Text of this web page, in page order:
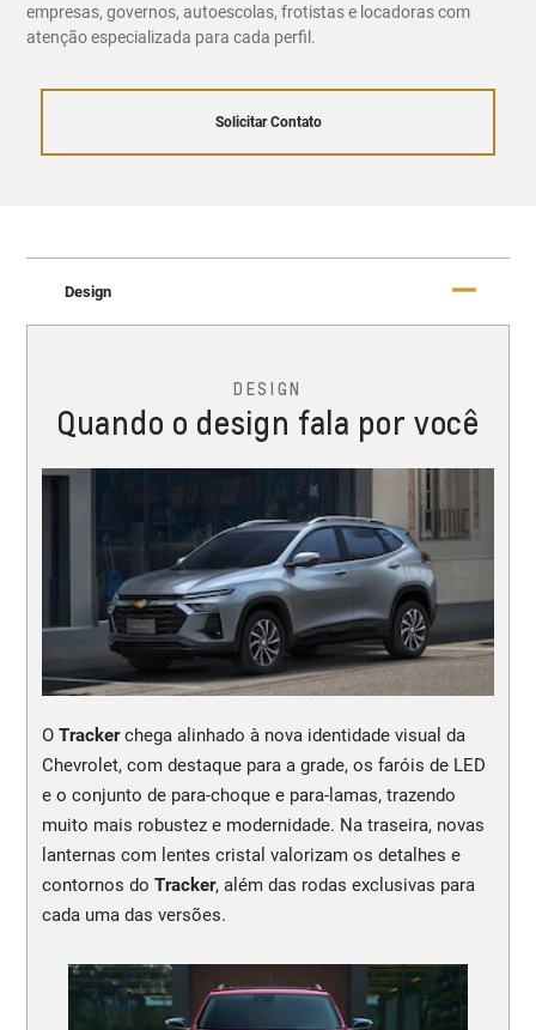
empresas, governos, autoescolas, frotistas e locadoras com
atenção especializada para cada perfil.
Solicitar Contato
Design
DESIGN
Quando o design fala por você
O Trackerchega alinhado à nova identidade visual da
Chevrolet, com destaque para a grade, os faróis de LED
e o conjunto de para-choque e para-lamas, trazendo
muito mais robustez e modernidade. Na traseira, novas
lanternas com lentes cristal valorizam os detalhes e
contornos do Tracker, além das rodas exclusivas para
cada uma das versões.